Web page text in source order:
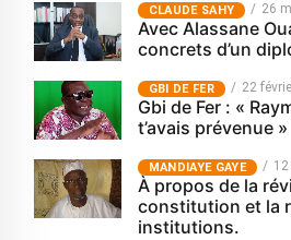
CLAUDE SAHY 26
Avec Alassane
concrets d’un
GBI DE FER 22
Gbi de Fer : «
t’avais prévenue »
MANDIAYE GAYE
À propos de la
constitution et la
institutions.